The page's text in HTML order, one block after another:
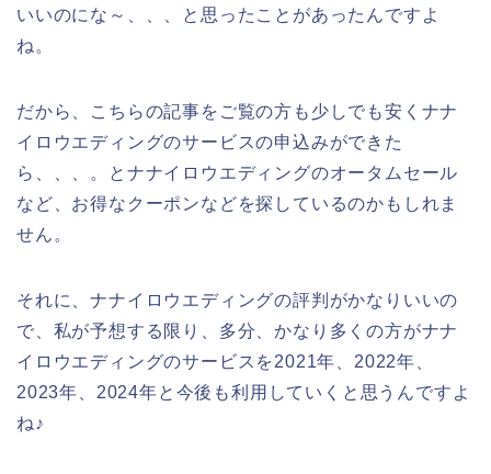
いいのにな～、、、と思ったことがあったんですよ
ね。
だから、こちらの記事をご覧の方も少しでも安くナナ
イロウエディングのサービスの申込みができた
ら、、、。とナナイロウエディングのオータムセール
など、お得なクーポンなどを探しているのかもしれま
せん。
それに、ナナイロウエディングの評判がかなりいいの
で、私が予想する限り、多分、かなり多くの方がナナ
イロウエディングのサービスを2021年、2022年、
2023年、2024年と今後も利用していくと思うんですよ
ね♪